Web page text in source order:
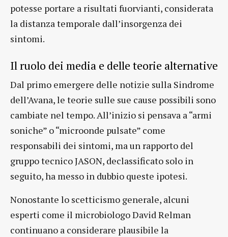
potesse portare a risultati fuorvianti, considerata
la distanza temporale dall’insorgenza dei
sintomi.
Il ruolo dei media e delle teorie alternative
Dal primo emergere delle notizie sulla Sindrome
dell’Avana, le teorie sulle sue cause possibili sono
cambiate nel tempo. All’inizio si pensava a “armi
soniche” o “microonde pulsate” come
responsabili dei sintomi, ma un rapporto del
gruppo tecnico JASON, declassificato solo in
seguito, ha messo in dubbio queste ipotesi.
Nonostante lo scetticismo generale, alcuni
esperti come il microbiologo David Relman
continuano a considerare plausibile la